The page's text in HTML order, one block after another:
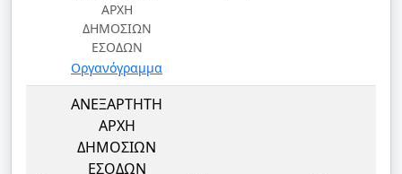
ΑΡΧΗ
ΔΗΜΟΣΙΩΝ
ΕΣΟΔΩΝ
Οργανόγραμμα
ΑΝΕΞΑΡΤΗΤΗ
ΑΡΧΗ
ΔΗΜΟΣΙΩΝ
ΕΣΟΔΩΝ